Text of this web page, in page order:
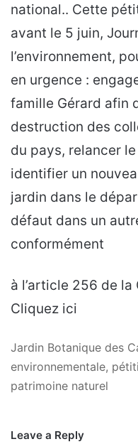
national.. Cette
avant le 5 juin,
l’environnement,
en urgence :
famille Gérard afin
destruction des
du pays, relancer
identifier un
jardin dans le
défaut dans un
conformément
à l’article 256 de
Cliquez ici
Jardin Botanique des
environnementale,
patrimoine naturel
Leave a Reply